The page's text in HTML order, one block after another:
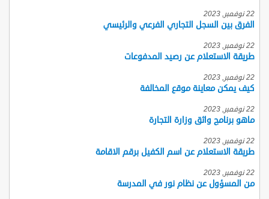
22 نوفمبر, 2023
الفرق بين السجل التجاري الفرعي والرئيسي
22 نوفمبر, 2023
طريقة الاستعلام عن رصيد المدفوعات
22 نوفمبر, 2023
كيف يمكن معاينة موقع المخالفة
22 نوفمبر, 2023
ماهو برنامج واثق وزارة التجارة
22 نوفمبر, 2023
طريقة الاستعلام عن اسم الكفيل برقم الاقامة
22 نوفمبر, 2023
من المسؤول عن نظام نور في المدرسة